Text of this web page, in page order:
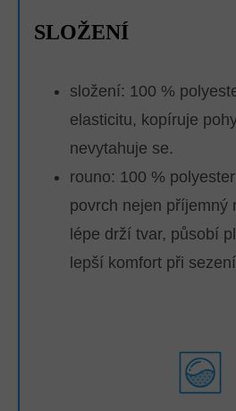
SLOŽENÍ
složení: 100 %
elasticitu, kopíruje
nevytahuje se.
rouno: 100 %
povrch nejen příjemný
lépe drží tvar, působí
lepší komfort při